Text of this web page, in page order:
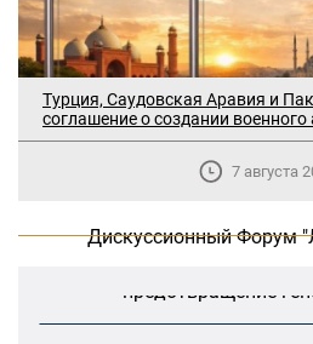
Турция, Саудовская Аравия и
соглашение о создании военного
7 августа
Дискуссионный Форум
В Москве прошло
дискуссионного
деятельность